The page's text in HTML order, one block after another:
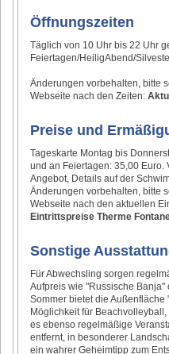
Öffnungszeiten
Täglich von 10 Uhr bis 22 Uhr
Feiertagen/HeiligAbend/
Änderungen vorbehalten, bitte
Webseite nach den Zeiten:
Preise und
Tageskarte Montag bis
und an Feiertagen: 35,00 Euro.
Angebot, Details auf der
Änderungen vorbehalten, bitte
Webseite nach den aktuellen
Eintrittspreise Therme
Sonstige
Für Abwechsling sorgen
Aufpreis wie "Russische
Sommer bietet die
Möglichkeit für
es ebenso regelmäßige
entfernt, in besonderer
ein wahrer Geheimtipp zum